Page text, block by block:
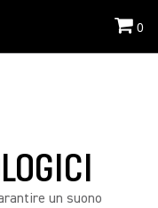
0
un suono